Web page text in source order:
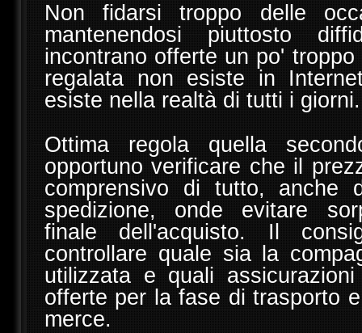
Non fidarsi troppo delle
mantenendosi piuttosto
incontrano offerte un po'
regalata non esiste in
esiste nella realtà di tutti i giorni.
Ottima regola quella
opportuno verificare che il
comprensivo di tutto, anche
spedizione, onde evitare
finale dell'acquisto. Il
controllare quale sia la
utilizzata e quali
offerte per la fase di trasporto
merce.